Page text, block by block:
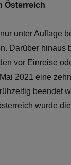
Österreich
unter Auflage
Darüber
vor Einreise
2021 eine
beendet
wurde